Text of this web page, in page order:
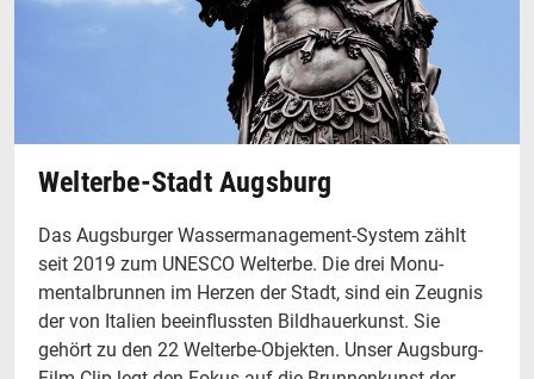
Welterbe-Stadt Augsburg
Das Augsburger Wassermanagement-System zählt
seit 2019 zum UNESCO Welterbe. Die drei Monu­
mentalbrunnen im Herzen der Stadt, sind ein Zeugnis
der von Italien beeinflussten Bildhauerkunst. Sie
gehört zu den 22 Welterbe-Objekten. Unser Augsburg-